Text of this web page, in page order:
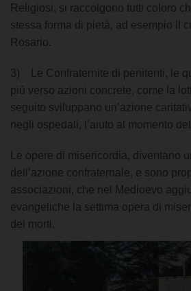
Religiosi, si raccolgono tutti coloro
stessa forma di pietà, ad esempio il
Rosario.
3) Le Confraternite di penitenti, le
più verso azioni concrete, come la
seguito sviluppano un’azione
negli ospedali, l’aiuto al momento
Le opere di misericordia, diventano
dell’azione confraternale, e sono
associazioni, che nel Medioevo
evangeliche la settima opera di
dei morti.